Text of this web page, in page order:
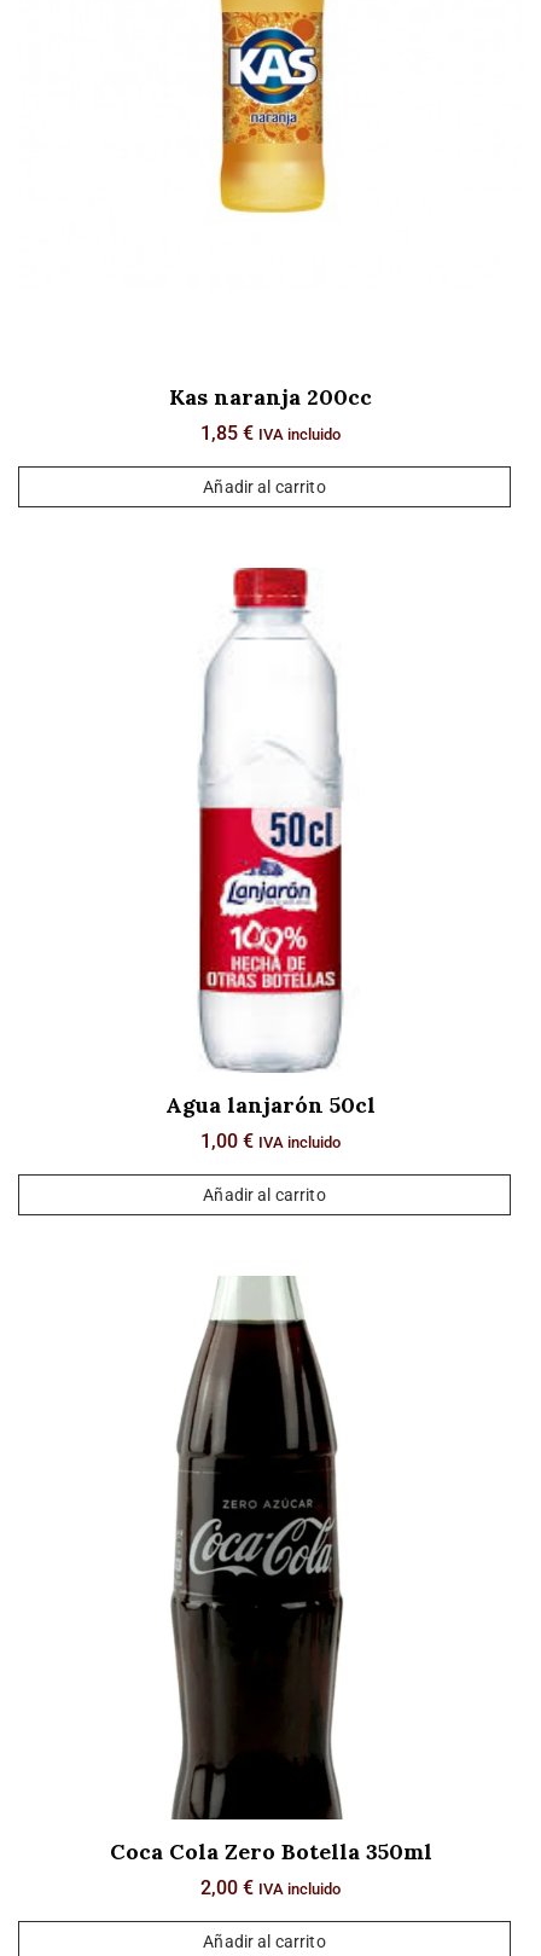
Kas naranja 200cc
1,85 € IVA incluido
Añadir al carrito
Agua lanjarón 50cl
1,00 € IVA incluido
Añadir al carrito
Coca Cola Zero Botella 350ml
2,00 € IVA incluido
Añadir al carrito